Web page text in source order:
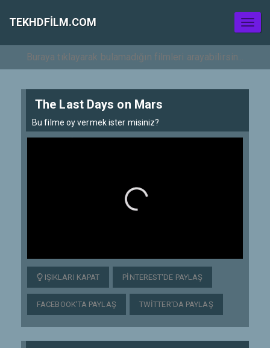
TEKHDFILM.COM
The Last Days on Mars
Bu filme oy vermek ister misiniz?
IŞIKLARI KAPAT PINTEREST'DE PAYLAŞ
FACEBOOK'TA PAYLAŞ TWITTER'DA PAYLAŞ